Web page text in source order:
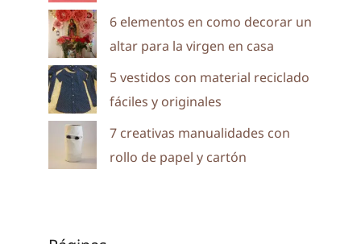
6 elementos en como decorar un
altar para la virgen en casa
5 vestidos con material reciclado
fáciles y originales
7 creativas manualidades con
rollo de papel y cartón